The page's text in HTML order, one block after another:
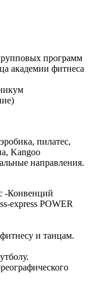
программ
академии фитнеса
пилатес,
Kangoo
направления.
-Конвенций
express POWER
и танцам.